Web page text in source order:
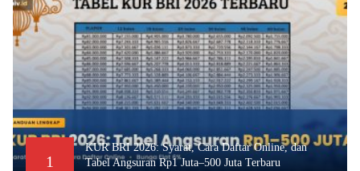
1
KUR BRI 2026: Syarat, Cara Daftar Online, dan
Tabel Angsuran Rp1 Juta–500 Juta Terbaru